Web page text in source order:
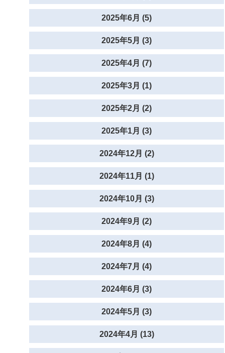
2025年6月 (5)
2025年5月 (3)
2025年4月 (7)
2025年3月 (1)
2025年2月 (2)
2025年1月 (3)
2024年12月 (2)
2024年11月 (1)
2024年10月 (3)
2024年9月 (2)
2024年8月 (4)
2024年7月 (4)
2024年6月 (3)
2024年5月 (3)
2024年4月 (13)